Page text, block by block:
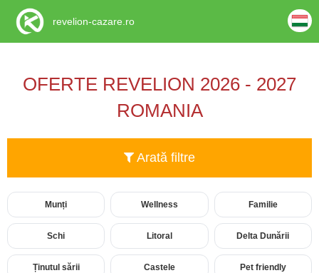
OFERTE REVELION 2026 - 2027
ROMANIA
Arată filtre
Munți Wellness Familie
Schi Litoral Delta Dunării
Ținutul sării Castele Pet friendly
revelion-cazare.ro